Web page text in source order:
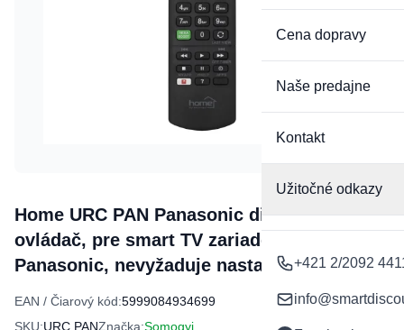
Cena dopravy
Naše predajne
Kontakt
Užitočné odkazy
+421 2/2092
Home URC PAN Panasonic diaľkový
ovládač, pre smart TV zariadenia značky
Panasonic, nevyžaduje nastavenie
EAN / Čiarový kód:5999084934699
SKU:URC PANZnačka:Somogyi